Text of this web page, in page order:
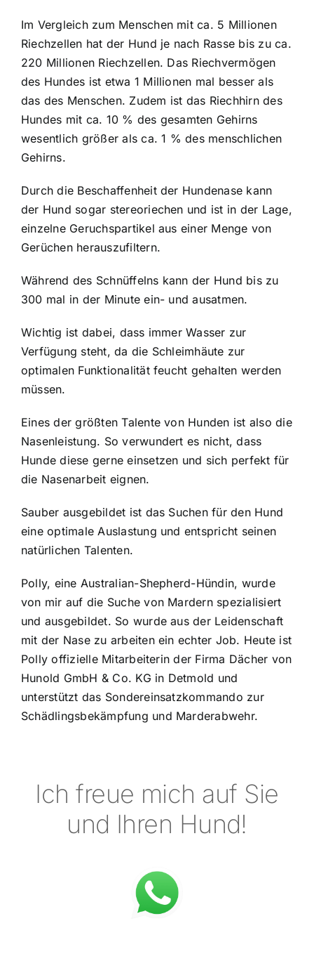
Im Vergleich zum Menschen mit ca. 5 Millionen
Riechzellen hat der Hund je nach Rasse bis zu ca.
220 Millionen Riechzellen. Das Riechvermögen
des Hundes ist etwa 1 Millionen mal besser als
das des Menschen. Zudem ist das Riechhirn des
Hundes mit ca. 10 % des gesamten Gehirns
wesentlich größer als ca. 1 % des menschlichen
Gehirns.
Durch die Beschaffenheit der Hundenase kann
der Hund sogar stereoriechen und ist in der Lage,
einzelne Geruchspartikel aus einer Menge von
Gerüchen herauszufiltern.
Während des Schnüffelns kann der Hund bis zu
300 mal in der Minute ein- und ausatmen.
Wichtig ist dabei, dass immer Wasser zur
Verfügung steht, da die Schleimhäute zur
optimalen Funktionalität feucht gehalten werden
müssen.
Eines der größten Talente von Hunden ist also die
Nasenleistung. So verwundert es nicht, dass
Hunde diese gerne einsetzen und sich perfekt für
die Nasenarbeit eignen.
Sauber ausgebildet ist das Suchen für den Hund
eine optimale Auslastung und entspricht seinen
natürlichen Talenten.
Polly, eine Australian-Shepherd-Hündin, wurde
von mir auf die Suche von Mardern spezialisiert
und ausgebildet. So wurde aus der Leidenschaft
mit der Nase zu arbeiten ein echter Job. Heute ist
Polly offizielle Mitarbeiterin der Firma Dächer von
Hunold GmbH & Co. KG in Detmold und
unterstützt das Sondereinsatzkommando zur
Schädlingsbekämpfung und Marderabwehr.
Ich freue mich auf Sie
und Ihren Hund!